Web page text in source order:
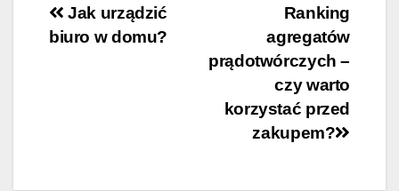
Nawigacja
Ranking
agregatów
prądotwórczych –
czy warto
korzystać przed
zakupem?
Jak urządzić
biuro w domu?